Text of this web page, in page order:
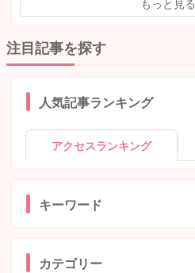
注目記事を探す
人気記事ランキング
アクセスランキング
キーワード
カテゴリー